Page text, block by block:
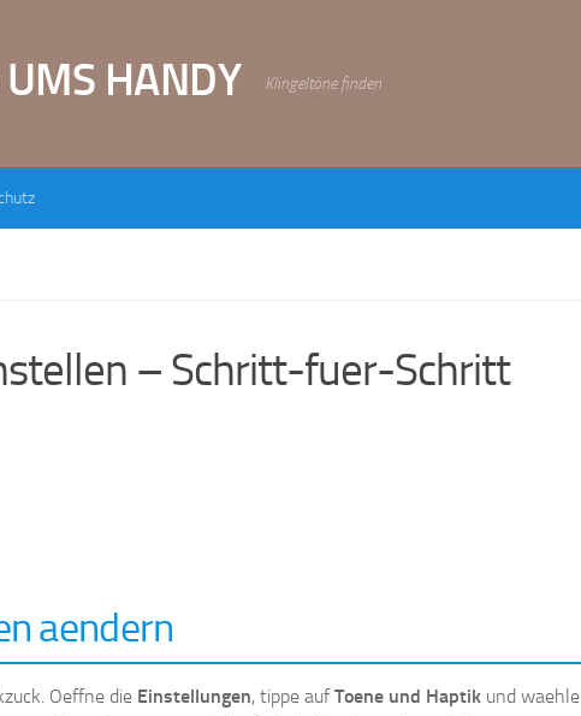
HANDY Klingeltöne finden
– Schritt-fuer-Schritt
aendern
Oeffne die Einstellungen, tippe aufToene und Haptik und waehle